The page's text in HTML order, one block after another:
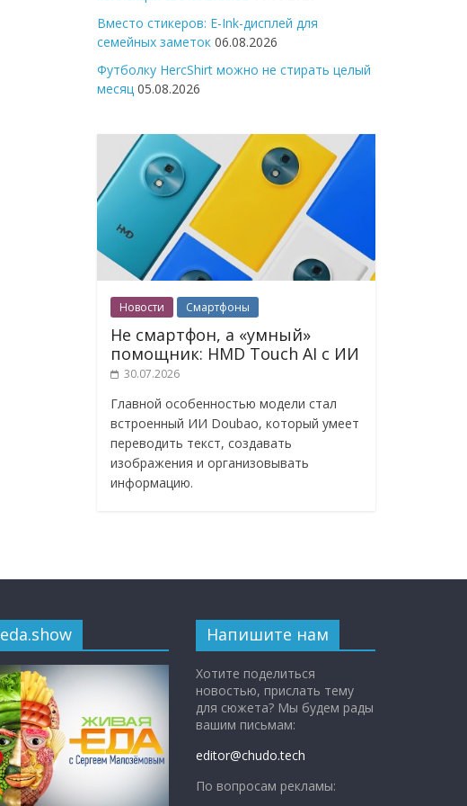
Вместо стикеров: E-Ink-дисплей для
семейных заметок 06.08.2026
Футболку HercShirt можно не стирать целый
месяц 05.08.2026
Новости Смартфоны
Не смартфон, а «умный»
помощник: HMD Touch AI с ИИ
30.07.2026
Главной особенностью модели стал
встроенный ИИ Doubao, который умеет
переводить текст, создавать
изображения и организовывать
информацию.
eda.show Напишите нам
Хотите поделиться
новостью, прислать тему
для сюжета? Мы будем рады
вашим письмам:
editor@chudo.tech
По вопросам рекламы: